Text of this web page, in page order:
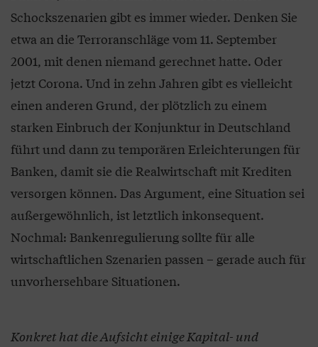
Schockszenarien gibt es immer wieder. Denken Sie
etwa an die Terroranschläge vom 11. September
2001, mit denen niemand gerechnet hatte. Oder
jetzt Corona. Und in zehn Jahren gibt es vielleicht
einen anderen Grund, der plötzlich zu einem
starken Einbruch der Konjunktur in Deutschland
führt und dann zu temporären Erleichterungen für
Banken, damit sie die Realwirtschaft mit Krediten
versorgen können. Das Argument, eine Situation sei
außergewöhnlich, ist letztlich inkonsequent.
Nochmal: Bankenregulierung sollte für alle
wirtschaftlichen Szenarien passen – gerade auch für
unvorhersehbare Situationen.
Konkret hat die Aufsicht einige Kapital- und